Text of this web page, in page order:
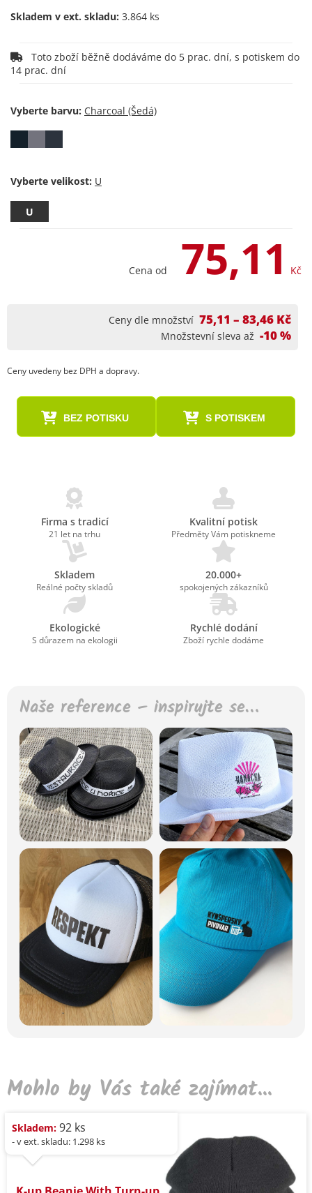
Skladem v ext. skladu: 3.864 ks
14 prac. dní
Vyberte barvu:
Vyberte velikost:
U
Cena od 75,11 Kč
Ceny dle množství 75,11 – 83,46 Kč
Množstevní sleva až -10 %
Ceny uvedeny bez DPH a dopravy.
BEZ POTISKU S POTISKEM
Firma s tradicí
21 let na trhu
Kvalitní potisk
Předměty Vám potiskneme
Skladem
Reálné počty skladů
20.000+
spokojených zákazníků
Ekologické
S důrazem na ekologii
Rychlé dodání
Zboží rychle dodáme
Naše reference – inspirujte se…
Mohlo by Vás také zajímat...
Skladem: 92 ks
- v ext. skladu: 1.298 ks